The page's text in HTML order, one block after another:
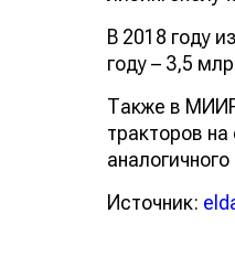
В 2018 году
году – 3,5
Также в
тракторов
Источник: